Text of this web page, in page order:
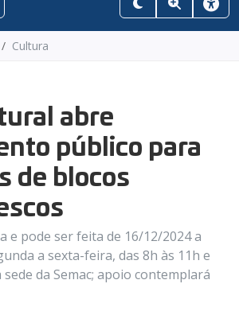
Cultura
abre
público para
de blocos
e pode ser feita de 16/12/2024 a
a sexta-feira, das 8h às 11h e
da Semac; apoio contemplará